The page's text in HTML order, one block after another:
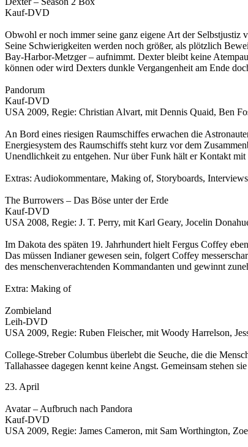
Kauf-DVD
Obwohl er noch immer seine ganz eigene Art der Selbstjustiz
Seine Schwierigkeiten werden noch größer, als plötzlich
Bay-Harbor-Metzger – aufnimmt. Dexter bleibt keine
können oder wird Dexters dunkle Vergangenheit am Ende
Pandorum
Kauf-DVD
USA 2009, Regie: Christian Alvart, mit Dennis Quaid, Ben
An Bord eines riesigen Raumschiffes erwachen die
Energiesystem des Raumschiffs steht kurz vor dem
Unendlichkeit zu entgehen. Nur über Funk hält er Kontakt
Extras: Audiokommentare, Making of, Storyboards, Interviews
The Burrowers – Das Böse unter der Erde
Kauf-DVD
USA 2008, Regie: J. T. Perry, mit Karl Geary, Jocelin
Im Dakota des späten 19. Jahrhundert hielt Fergus Coffey
Das müssen Indianer gewesen sein, folgert Coffey
des menschenverachtenden Kommandanten und gewinnt
Extra: Making of
Zombieland
Leih-DVD
USA 2009, Regie: Ruben Fleischer, mit Woody Harrelson,
College-Streber Columbus überlebt die Seuche, die die
Tallahassee dagegen kennt keine Angst. Gemeinsam stehen
23. April
Avatar – Aufbruch nach Pandora
Kauf-DVD
USA 2009, Regie: James Cameron, mit Sam Worthington,